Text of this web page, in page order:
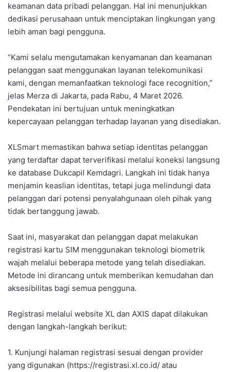
keamanan data pribadi pelanggan. Hal ini menunjukkan
dedikasi perusahaan untuk menciptakan lingkungan yang
lebih aman bagi pengguna.
“Kami selalu mengutamakan kenyamanan dan keamanan
pelanggan saat menggunakan layanan telekomunikasi
kami, dengan memanfaatkan teknologi face recognition,”
jelas Merza di Jakarta, pada Rabu, 4 Maret 2026.
Pendekatan ini bertujuan untuk meningkatkan
kepercayaan pelanggan terhadap layanan yang disediakan.
XLSmart memastikan bahwa setiap identitas pelanggan
yang terdaftar dapat terverifikasi melalui koneksi langsung
ke database Dukcapil Kemdagri. Langkah ini tidak hanya
menjamin keaslian identitas, tetapi juga melindungi data
pelanggan dari potensi penyalahgunaan oleh pihak yang
tidak bertanggung jawab.
Saat ini, masyarakat dan pelanggan dapat melakukan
registrasi kartu SIM menggunakan teknologi biometrik
wajah melalui beberapa metode yang telah disediakan.
Metode ini dirancang untuk memberikan kemudahan dan
aksesibilitas bagi semua pengguna.
Registrasi melalui website XL dan AXIS dapat dilakukan
dengan langkah-langkah berikut:
1. Kunjungi halaman registrasi sesuai dengan provider
yang digunakan (https://registrasi.xl.co.id/ atau